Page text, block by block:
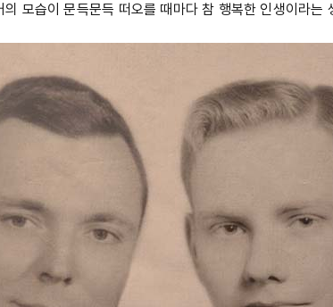
의 모습이 문득문득 떠오를 때마다 참 행복한 인생이라는